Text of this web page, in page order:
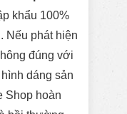
khẩu 100%
Nếu phát hiện
đúng với
dáng sản
Shop hoàn